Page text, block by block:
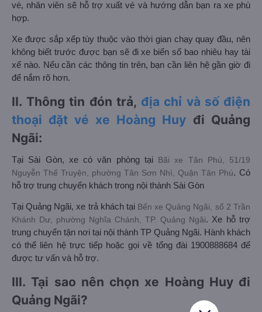
vé, nhân viên sẽ hỗ trợ xuất vé và hướng dẫn bạn ra xe phù
hợp.
Xe được sắp xếp tùy thuộc vào thời gian chạy quay đầu, nên
không biết trước được bạn sẽ đi xe biển số bao nhiêu hay tài
xế nào. Nếu cần các thông tin trên, bạn cần liên hệ gần giờ đi
để nắm rõ hơn.
II. Thông tin đón trả, địa chỉ và số điện
thoại đặt vé xe Hoàng Huy đi Quảng
Ngãi:
Tại Sài Gòn, xe có văn phòng tại Bãi xe Tân Phú, 51/19
Nguyễn Thế Truyện, phường Tân Sơn Nhì, Quận Tân Phú. Có
hỗ trợ trung chuyển khách trong nội thành Sài Gòn
Tại Quảng Ngãi, xe trả khách tại Bến xe Quảng Ngãi, số 2 Trần
Khánh Dư, phường Nghĩa Chánh, TP. Quảng Ngãi. Xe hỗ trợ
trung chuyển tận nơi tại nội thành TP Quảng Ngãi. Hành khách
có thể liên hệ trực tiếp hoặc gọi về tổng đài 1900888684 để
được tư vấn và hỗ trợ.
III. Tại sao nên chọn xe Hoàng Huy đi
Quảng Ngãi?